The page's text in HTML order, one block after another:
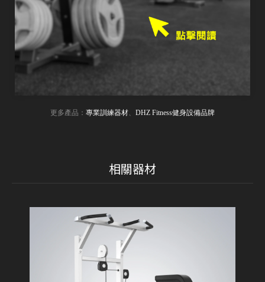
更多產品： 專業訓練器材 DHZ Fitness健身設備品牌
相關器材